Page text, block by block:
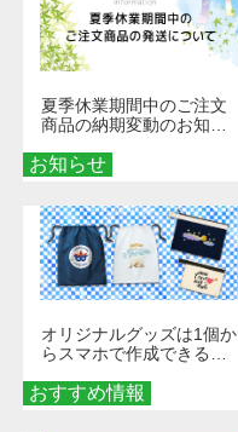
お知らせ
夏季休業期間中のご注文
商品の納期変動のお知ら
おすすめ情報
オリジナルグッズは1個か
らスマホで作成できる！
くなる巾着＆ポーチ活用
術